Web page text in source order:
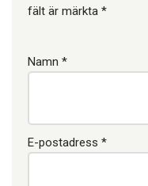
fält är märkta *
Namn *
E-postadress *